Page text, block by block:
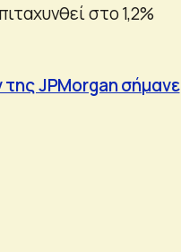
στο 1,2%
της JPMorgan σήμανε